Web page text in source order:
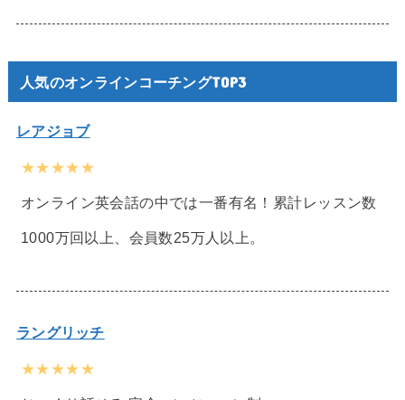
人気のオンラインコーチングTOP3
レアジョブ
★★★★★
オンライン英会話の中では一番有名！累計レッスン数
1000万回以上、会員数25万人以上。
ラングリッチ
★★★★★